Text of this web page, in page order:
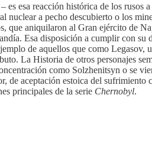
esa reacción histórica de los rusos
a pecho descubierto o los
que aniquilaron al Gran ejército de
Esa disposición a cumplir con su
de aquellos que como Legasov,
La Historia de otros personajes
como Solzhenitsyn o se
aceptación estoica del sufrimiento
principales de la serie Chernobyl.